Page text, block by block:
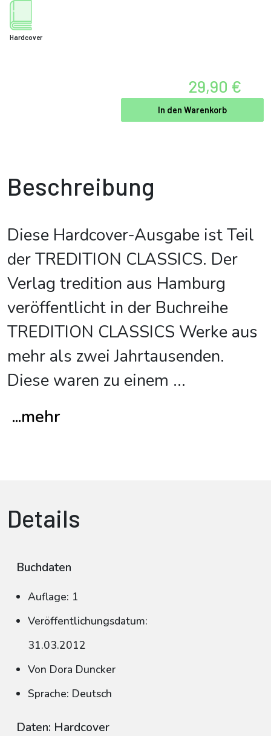
Hardcover
29,90 €
In den Warenkorb
Beschreibung
Diese Hardcover-Ausgabe ist Teil
der TREDITION CLASSICS. Der
Verlag tredition aus Hamburg
veröffentlicht in der Buchreihe
TREDITION CLASSICS Werke aus
mehr als zwei Jahrtausenden.
Diese waren zu einem ...
...mehr
Details
Buchdaten
Auflage: 1
Veröffentlichungsdatum:
31.03.2012
Von Dora Duncker
Sprache: Deutsch
Daten: Hardcover